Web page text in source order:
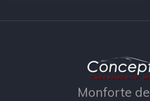
Monforte